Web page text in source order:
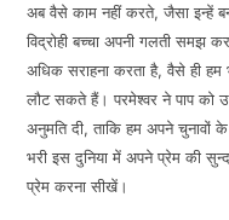
अब वैसे काम नहीं करते, जैसा इन्हें
विद्रोही बच्चा अपनी गलती समझ
अधिक सराहना करता है, वैसे ही
लौट सकते हैं। परमेश्वर ने पाप
अनुमति दी, ताकि हम अपने
भरी इस दुनिया में अपने प्रेम की
प्रेम करना सीखें।